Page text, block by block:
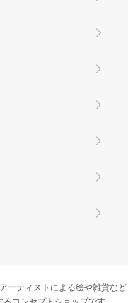
ーティストによる絵や雑貨など
コンセプトショップです。